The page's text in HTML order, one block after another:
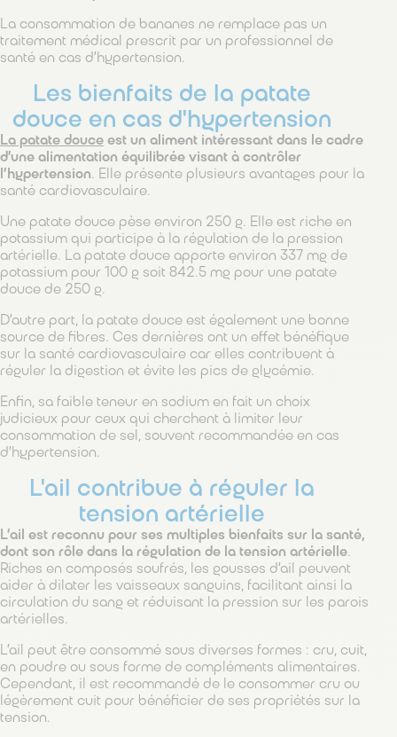
La consommation de bananes ne remplace pas un
traitement médical prescrit par un professionnel de
santé en cas d’hypertension.
Les bienfaits de la patate
douce en cas d'hypertension
La patate douce est un aliment intéressant dans le cadre
d’une alimentation équilibrée visant à contrôler
l’hypertension. Elle présente plusieurs avantages pour la
santé cardiovasculaire.
Une patate douce pèse environ 250 g. Elle est riche en
potassium qui participe à la régulation de la pression
artérielle. La patate douce apporte environ 337 mg de
potassium pour 100 g soit 842.5 mg pour une patate
douce de 250 g.
D’autre part, la patate douce est également une bonne
source de fibres. Ces dernières ont un effet bénéfique
sur la santé cardiovasculaire car elles contribuent à
réguler la digestion et évite les pics de glycémie.
Enfin, sa faible teneur en sodium en fait un choix
judicieux pour ceux qui cherchent à limiter leur
consommation de sel, souvent recommandée en cas
d’hypertension.
L'ail contribue à réguler la
tension artérielle
L’ail est reconnu pour ses multiples bienfaits sur la santé,
dont son rôle dans la régulation de la tension artérielle.
Riches en composés soufrés, les gousses d’ail peuvent
aider à dilater les vaisseaux sanguins, facilitant ainsi la
circulation du sang et réduisant la pression sur les parois
artérielles.
L’ail peut être consommé sous diverses formes : cru, cuit,
en poudre ou sous forme de compléments alimentaires.
Cependant, il est recommandé de le consommer cru ou
légèrement cuit pour bénéficier de ses propriétés sur la
tension.